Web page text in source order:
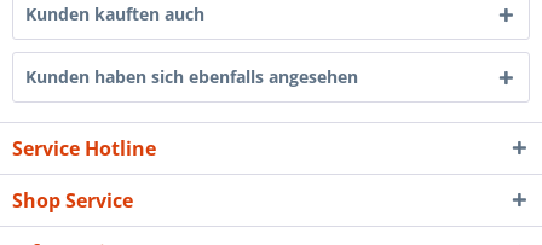
Kunden kauften auch
Kunden haben sich ebenfalls angesehen
Service Hotline
Shop Service